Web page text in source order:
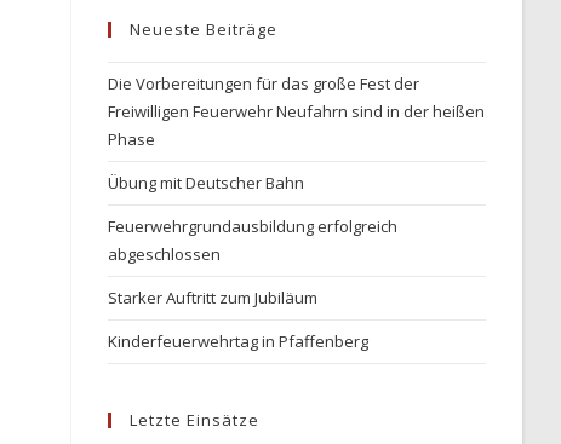
Neueste Beiträge
Die Vorbereitungen für das große Fest der
Freiwilligen Feuerwehr Neufahrn sind in der heißen
Phase
Übung mit Deutscher Bahn
Feuerwehrgrundausbildung erfolgreich
abgeschlossen
Starker Auftritt zum Jubiläum
Kinderfeuerwehrtag in Pfaffenberg
Letzte Einsätze